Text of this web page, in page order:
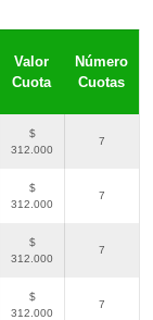
Valor
Cuota
Número
Cuotas
$
312.000
7
$
312.000
7
$
312.000
7
$
312.000
7